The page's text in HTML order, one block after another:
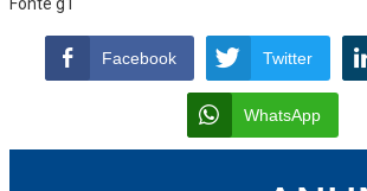
Facebook Twitter
WhatsApp